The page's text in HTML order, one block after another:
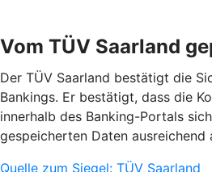
Vom TÜV Saarland
Der TÜV Saarland bestätigt die
Bankings. Er bestätigt, dass die
innerhalb des Banking-Portals
gespeicherten Daten ausreichend
Quelle zum Siegel: TÜV Saarland